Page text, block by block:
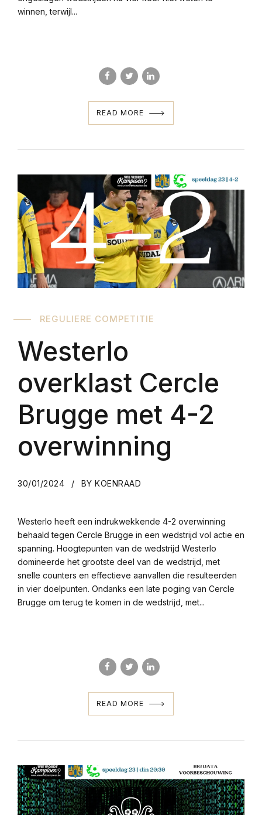
winnen, terwijl...
READ MORE
REGULIERE COMPETITIE
Westerlo
overklast Cercle
Brugge met 4-2
overwinning
30/01/2024 BY KOENRAAD
Westerlo heeft een indrukwekkende 4-2 overwinning
behaald tegen Cercle Brugge in een wedstrijd vol actie en
spanning. Hoogtepunten van de wedstrijd Westerlo
domineerde het grootste deel van de wedstrijd, met
snelle counters en effectieve aanvallen die resulteerden
in vier doelpunten. Ondanks een late poging van Cercle
Brugge om terug te komen in de wedstrijd, met...
READ MORE